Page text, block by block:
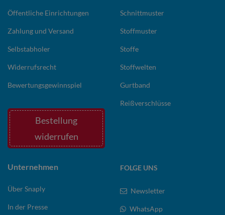
Öffentliche Einrichtungen
Zahlung und Versand
Selbstabholer
Widerrufsrecht
Bewertungsgewinnspiel
Bestellung
widerrufen
Schnittmuster
Stoffmuster
Stoffe
Stoffwelten
Gurtband
Reißverschlüsse
Unternehmen
Über Snaply
In der Presse
FOLGE UNS
Newsletter
WhatsApp